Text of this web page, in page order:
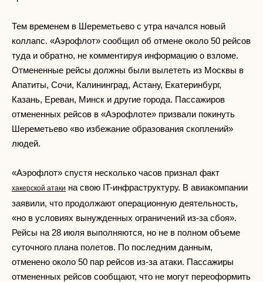
Тем временем в Шереметьево с утра начался новый
коллапс. «Аэрофлот» сообщил об отмене около 50 рейсов
туда и обратно, не комментируя информацию о взломе.
Отмененные рейсы должны были вылететь из Москвы в
Апатиты, Сочи, Калининград, Астану, Екатеринбург,
Казань, Ереван, Минск и другие города. Пассажиров
отмененных рейсов в «Аэрофлоте» призвали покинуть
Шереметьево «во избежание образования скоплений»
людей.
«Аэрофлот» спустя несколько часов признал факт
хакерской атаки на свою IT-инфраструктуру. В авиакомпании
заявили, что продолжают операционную деятельность,
«но в условиях вынужденных ограничений из-за сбоя».
Рейсы на 28 июля выполняются, но не в полном объеме
суточного плана полетов. По последним данным,
отменено около 50 пар рейсов из-за атаки. Пассажиры
отмененных рейсов сообщают, что не могут переоформить